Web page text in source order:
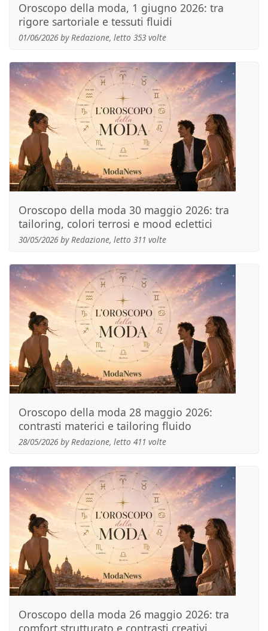
Oroscopo della moda, 1 giugno 2026: tra
rigore sartoriale e tessuti fluidi
01/06/2026 by Redazione, letto 353 volte
Oroscopo della moda 30 maggio 2026: tra
tailoring, colori terrosi e mood eclettici
30/05/2026 by Redazione, letto 311 volte
Oroscopo della moda 28 maggio 2026:
contrasti materici e tailoring fluido
28/05/2026 by Redazione, letto 411 volte
Oroscopo della moda 26 maggio 2026: tra
comfort strutturato e contrasti creativi